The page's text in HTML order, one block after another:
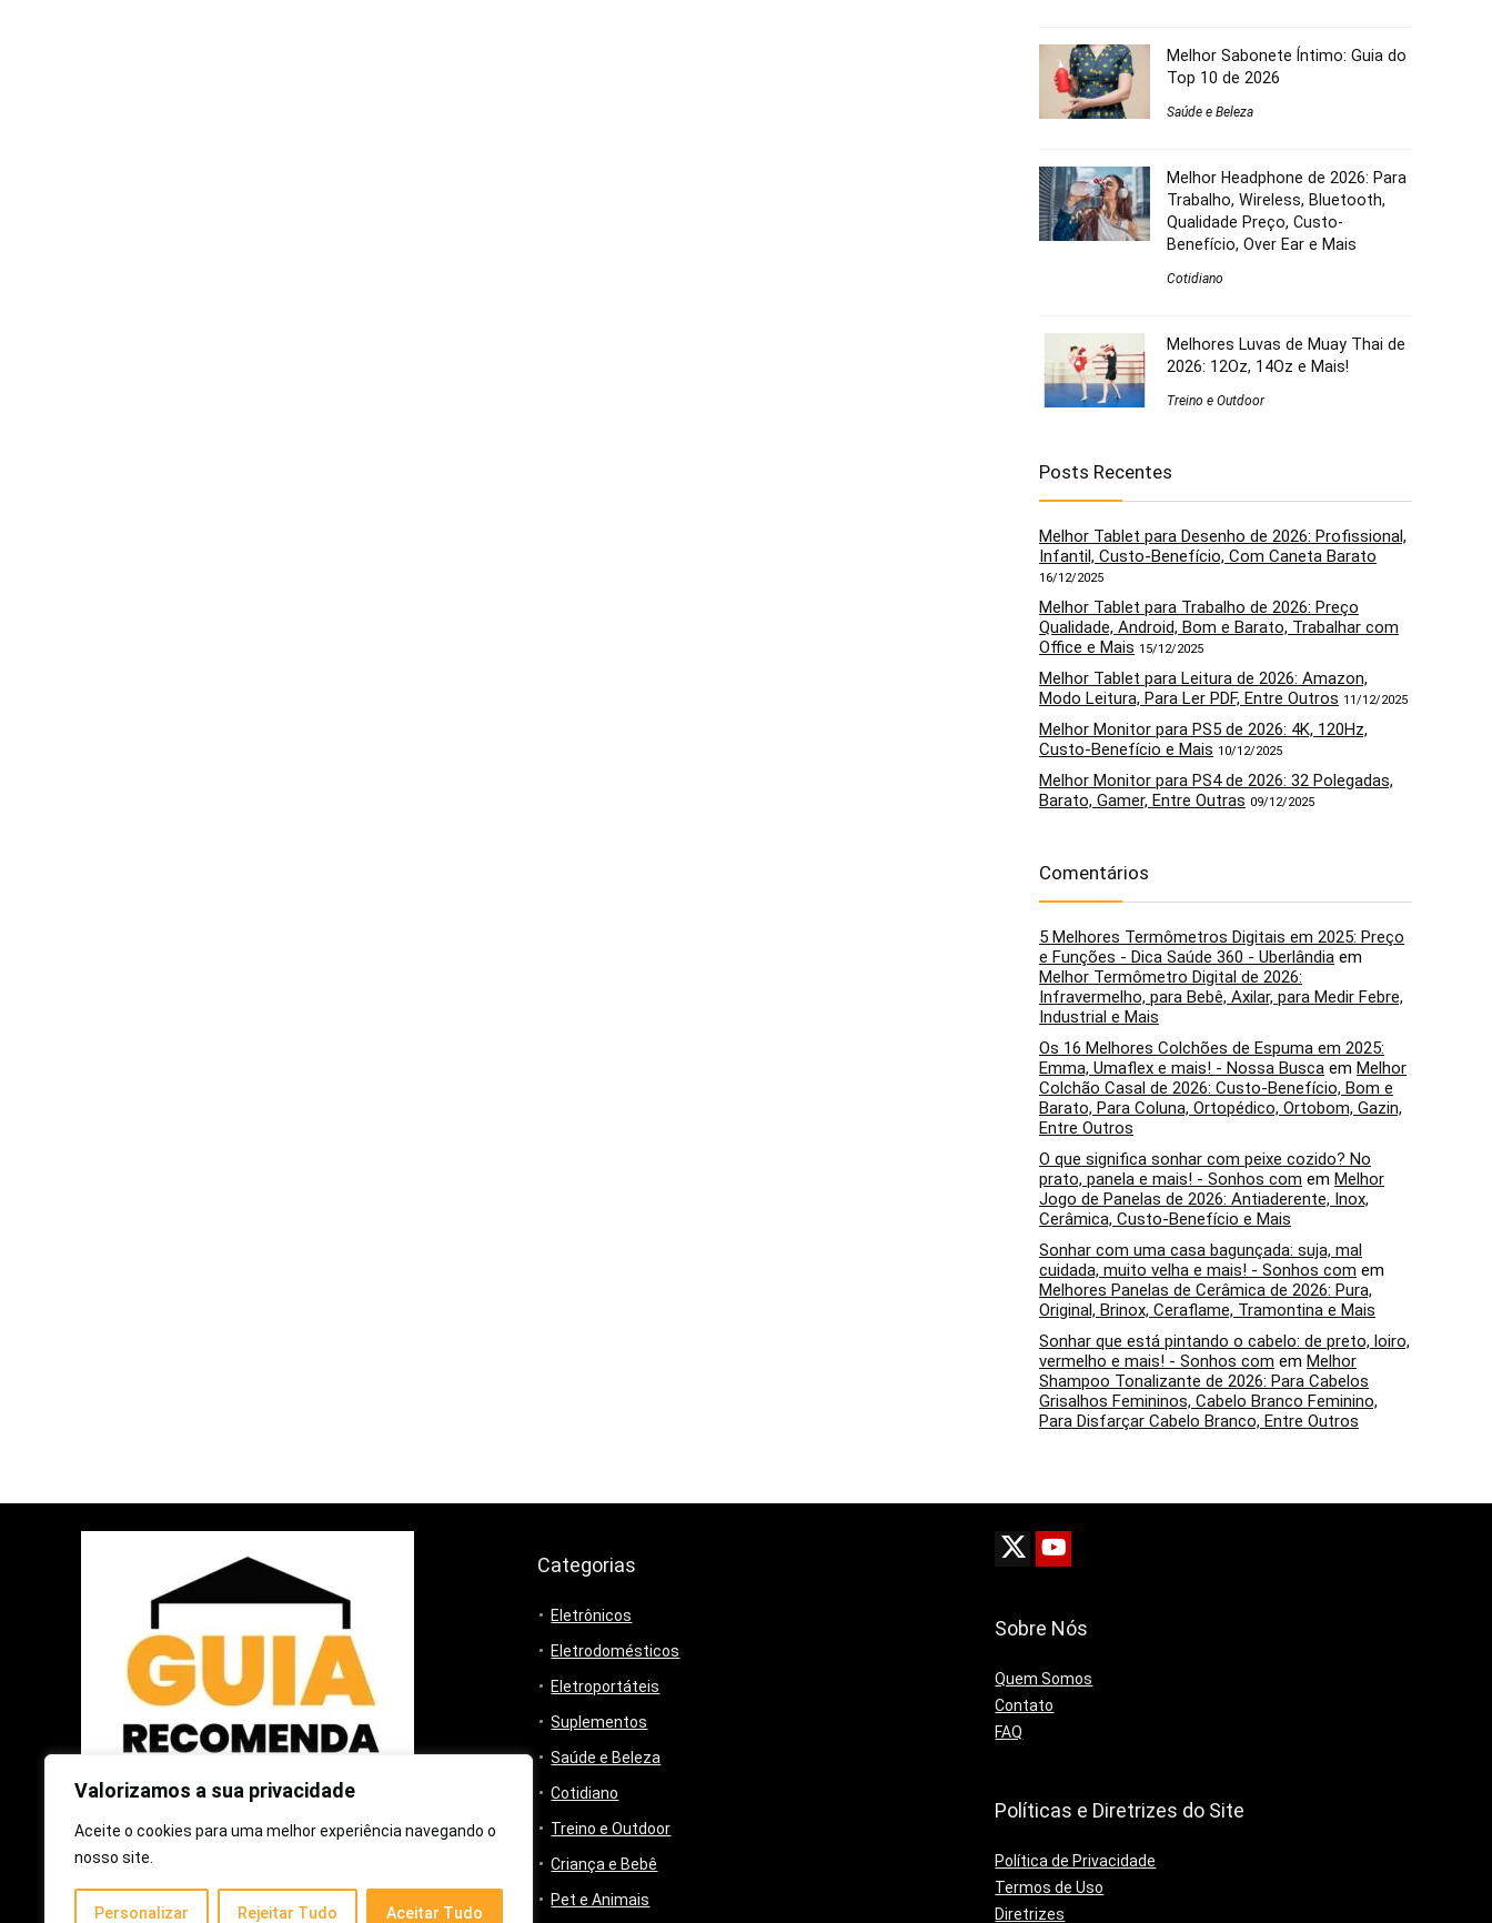
Valorizamos a sua privacidade
Aceite o cookies para uma melhor experiência navegando o
nosso site.
Personalizar Rejeitar Tudo Aceitar Tudo
Melhor Sabonete Íntimo: Guia do
Top 10 de 2026
Saúde e Beleza
Melhor Headphone de 2026: Para
Trabalho, Wireless, Bluetooth,
Qualidade Preço, Custo-
Benefício, Over Ear e Mais
Cotidiano
Melhores Luvas de Muay Thai de
2026: 12Oz, 14Oz e Mais!
Treino e Outdoor
Posts Recentes
Melhor Tablet para Desenho de 2026: Profissional,
Infantil, Custo-Benefício, Com Caneta Barato
16/12/2025
Melhor Tablet para Trabalho de 2026: Preço
Qualidade, Android, Bom e Barato, Trabalhar com
Office e Mais 15/12/2025
Melhor Tablet para Leitura de 2026: Amazon,
Modo Leitura, Para Ler PDF, Entre Outros 11/12/2025
Melhor Monitor para PS5 de 2026: 4K, 120Hz,
Custo-Benefício e Mais 10/12/2025
Melhor Monitor para PS4 de 2026: 32 Polegadas,
Barato, Gamer, Entre Outras 09/12/2025
Comentários
5 Melhores Termômetros Digitais em 2025: Preço
e Funções - Dica Saúde 360 - Uberlândia em
Melhor Termômetro Digital de 2026:
Infravermelho, para Bebê, Axilar, para Medir Febre,
Industrial e Mais
Os 16 Melhores Colchões de Espuma em 2025:
Emma, Umaflex e mais! - Nossa Busca em Melhor
Colchão Casal de 2026: Custo-Benefício, Bom e
Barato, Para Coluna, Ortopédico, Ortobom, Gazin,
Entre Outros
O que significa sonhar com peixe cozido? No
prato, panela e mais! - Sonhos com em Melhor
Jogo de Panelas de 2026: Antiaderente, Inox,
Cerâmica, Custo-Benefício e Mais
Sonhar com uma casa bagunçada: suja, mal
cuidada, muito velha e mais! - Sonhos com em
Melhores Panelas de Cerâmica de 2026: Pura,
Original, Brinox, Ceraflame, Tramontina e Mais
Sonhar que está pintando o cabelo: de preto, loiro,
vermelho e mais! - Sonhos com em Melhor
Shampoo Tonalizante de 2026: Para Cabelos
Grisalhos Femininos, Cabelo Branco Feminino,
Para Disfarçar Cabelo Branco, Entre Outros
2025 © Guia Recomenda | Todos os Direitos Reservados
Programa de Afiliados Mercado Livre, somos remunerados
Categorias
Eletrônicos
Eletrodomésticos
Eletroportáteis
Suplementos
Saúde e Beleza
Cotidiano
Treino e Outdoor
Criança e Bebê
Pet e Animais
Sobre Nós
Quem Somos
Contato
FAQ
Políticas e Diretrizes do Site
Política de Privacidade
Termos de Uso
Diretrizes